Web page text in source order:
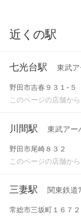
近くの駅
七光台駅 東武ア
野田市吉春９３１-５
このページの店舗か
川間駅 東武アー
野田市尾崎８３２
このページの店舗か
三妻駅 関東鉄道
常総市三坂町１６７２